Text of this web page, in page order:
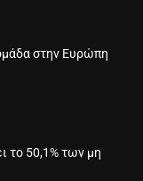
στην Ευρώπη
το 50,1% των μη